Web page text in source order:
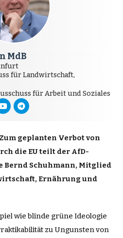
MdB
für Landwirtschaft,
für Arbeit und Soziales
geplanten Verbot von
die EU teilt der AfD-
Bernd Schuhmann, Mitglied
Ernährung und
wie blinde grüne Ideologie
zu Ungunsten von